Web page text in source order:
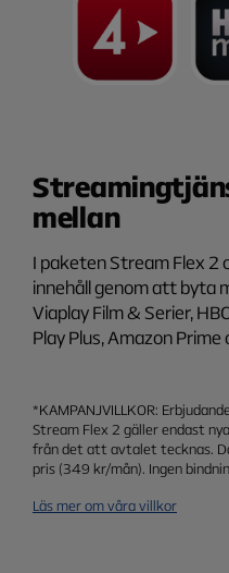
mellan
I paketen Stream Flex 2
innehåll genom att byta
Viaplay Film & Serier,
Play Plus, Amazon
*KAMPANJVILLKOR:
Stream Flex 2 gäller endast
från det att avtalet tecknas.
pris (349 kr/mån). Ingen
Läs mer om våra villkor